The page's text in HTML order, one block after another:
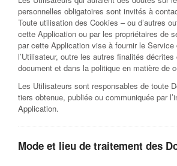
personnelles obligatoires sont invités à
Toute utilisation des Cookies – ou d’autres
cette Application ou par les propriétaires de
par cette Application vise à fournir le Service
l’Utilisateur, outre les autres finalités
document et dans la politique en matière de
Les Utilisateurs sont responsables de toute
tiers obtenue, publiée ou communiquée par
Application.
Mode et lieu de traitement des